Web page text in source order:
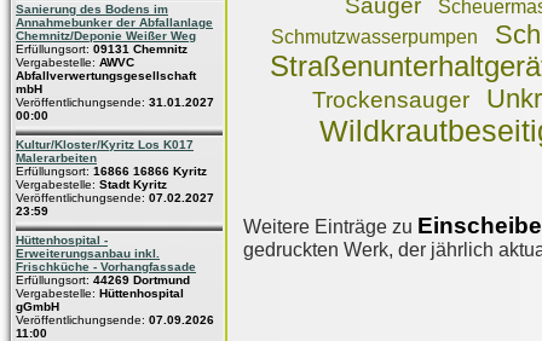
Sanierung des Bodens im
Annahmebunker der Abfallanlage
Chemnitz/Deponie Weißer Weg
Erfüllungsort: 09131 Chemnitz
Vergabestelle: AWVC
Abfallverwertungsgesellschaft
mbH
Veröffentlichungsende: 31.01.2027
00:00
Kultur/Kloster/Kyritz Los K017
Malerarbeiten
Erfüllungsort: 16866 16866 Kyritz
Vergabestelle: Stadt Kyritz
Veröffentlichungsende: 07.02.2027
23:59
Hüttenhospital -
Erweiterungsanbau inkl.
Frischküche - Vorhangfassade
Erfüllungsort: 44269 Dortmund
Vergabestelle: Hüttenhospital
gGmbH
Veröffentlichungsende: 07.09.2026
11:00
Sauger
Schmutzwasserpumpen
Trockensauger
Weitere Einträge zu
gedruckten Werk, der jährlich